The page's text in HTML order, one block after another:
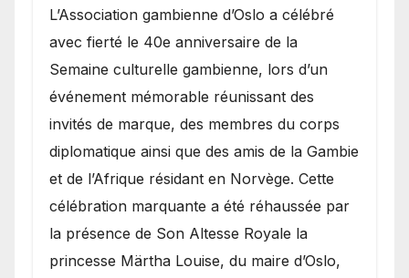
​L’Association gambienne d’Oslo a célébré
avec fierté le 40e anniversaire de la
Semaine culturelle gambienne, lors d’un
événement mémorable réunissant des
invités de marque, des membres du corps
diplomatique ainsi que des amis de la Gambie
et de l’Afrique résidant en Norvège. Cette
célébration marquante a été réhaussée par
la présence de Son Altesse Royale la
princesse Märtha Louise, du maire d’Oslo,